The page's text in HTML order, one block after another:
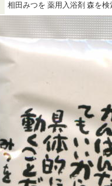
相田みつを 薬用入浴剤 森を